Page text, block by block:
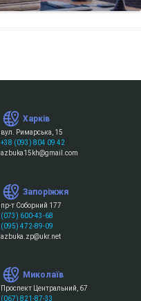
Харків
вул. Римарська, 15
+38 (093) 804 09 42
azbuka15kh@gmail.com
Запоріжжя
пр-т Соборний 177
(073) 600-43-68
(095) 472-89-09
azbuka.zp@ukr.net
Миколаїв
Проспект Центральний, 67
(067) 821-87-33